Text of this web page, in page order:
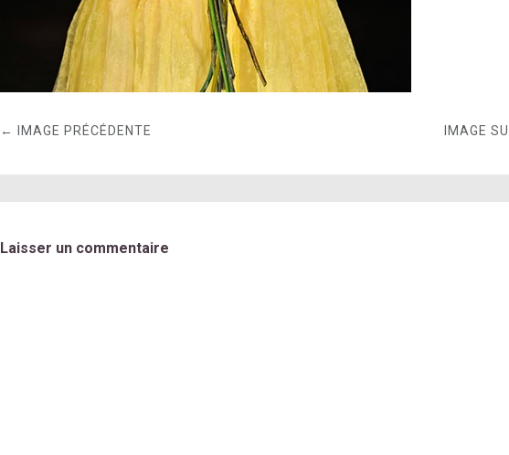
← IMAGE PRÉCÉDENTE IMAGE
Laisser un commentaire